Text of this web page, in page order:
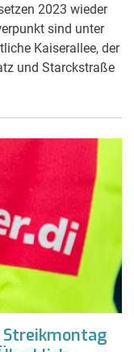
2023 wieder
sind unter
Kaiserallee, der
und Starckstraße